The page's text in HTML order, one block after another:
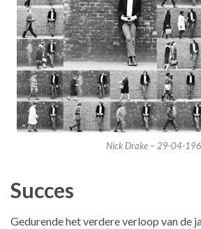
Nick Drake – 29-04-
Succes
Gedurende het verdere verloop van de